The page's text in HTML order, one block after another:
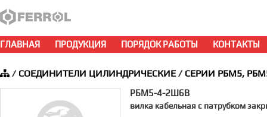
ГЛАВНАЯ ПРОДУКЦИЯ ПОРЯДОК РАБОТЫ КОНТАКТЫ
/ СОЕДИНИТЕЛИ ЦИЛИНДРИЧЕСКИЕ/ СЕРИИ РБМ5,
РБМ5-4-2Ш6В
вилка кабельная с патрубком